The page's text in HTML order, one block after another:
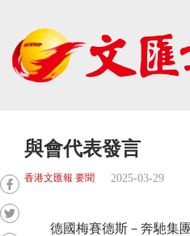
與會代表發言
香港文匯報 要聞 2025-03-29
德國梅賽德斯－奔馳集團